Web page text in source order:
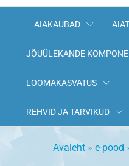
AIAKAUBAD
JÕUÜLEKANDE
LOOMAKASVATUS
REHVID JA TARVIKUD
Avaleht » e-pood